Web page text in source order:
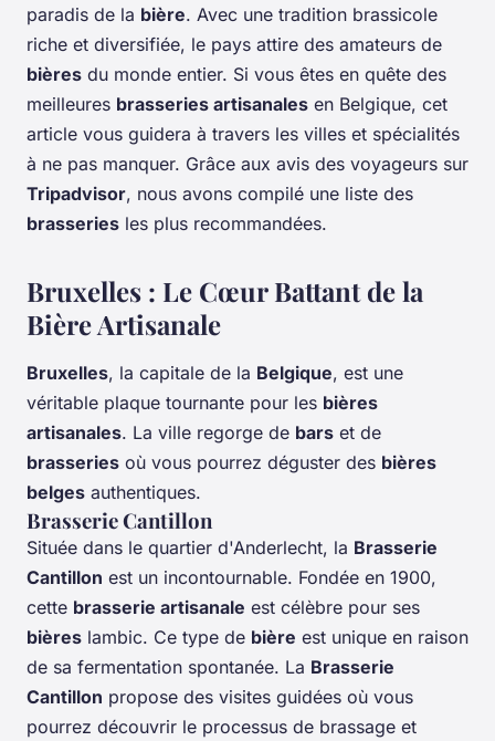
paradis de la bière. Avec une tradition brassicole
riche et diversifiée, le pays attire des amateurs de
bières du monde entier. Si vous êtes en quête des
meilleures brasseries artisanales en Belgique, cet
article vous guidera à travers les villes et spécialités
à ne pas manquer. Grâce aux avis des voyageurs sur
Tripadvisor, nous avons compilé une liste des
brasseries les plus recommandées.
Bruxelles : Le Cœur Battant de la
Bière Artisanale
Bruxelles, la capitale de la Belgique, est une
véritable plaque tournante pour les bières
artisanales. La ville regorge de bars et de
brasseries où vous pourrez déguster des bières
belges authentiques.
Brasserie Cantillon
Située dans le quartier d'Anderlecht, la Brasserie
Cantillon est un incontournable. Fondée en 1900,
cette brasserie artisanale est célèbre pour ses
bières lambic. Ce type de bière est unique en raison
de sa fermentation spontanée. La Brasserie
Cantillon propose des visites guidées où vous
pourrez découvrir le processus de brassage et